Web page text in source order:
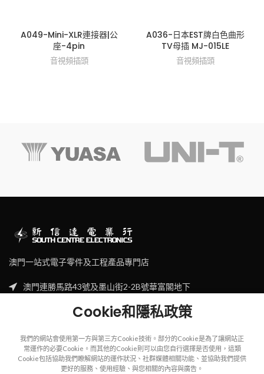
A049-Mini-XLR連接器|公
座-4pin
音視頻插頭
A036-日本EST牌白色曲形
TV母插 MJ-015LE
音視頻插頭
澳門一站式電子零件及工程產品專門店
澳門連勝馬路43號及墨山街2-2B號華富閣地下
Cookie和隱私政策
我們的網站會使用第一方與第三方Cookie技術。部分的Cookie是為了讓網站正
常運作的必要Cookie。而其他的Cookie則可以由您自行選擇是否使用，這類
Cookie包括協助我們瞭解網站的運作狀況、社群媒體相關功能、並協助我們提供
更好的服務、使用經驗、與您相關的內容與廣告。